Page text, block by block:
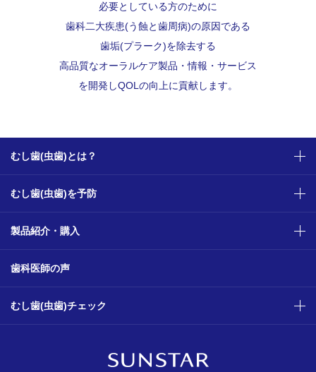
必要としている方のために
歯科二大疾患(う蝕と歯周病)の原因である
歯垢(プラーク)を除去する
高品質なオーラルケア製品・情報・サービス
を開発しQOLの向上に貢献します。
むし歯(虫歯)とは？
むし歯(虫歯)を予防
製品紹介・購入
歯科医師の声
むし歯(虫歯)チェック